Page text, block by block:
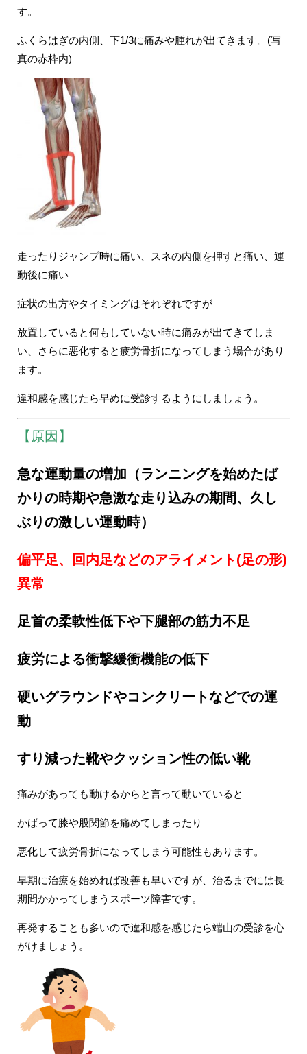
す。
ふくらはぎの内側、下1/3に痛みや腫れが出てきます。(写
真の赤枠内)
走ったりジャンプ時に痛い、スネの内側を押すと痛い、運
動後に痛い
症状の出方やタイミングはそれぞれですが
放置していると何もしていない時に痛みが出てきてしま
い、さらに悪化すると疲労骨折になってしまう場合があり
ます。
違和感を感じたら早めに受診するようにしましょう。
【原因】
急な運動量の増加（ランニングを始めたば
かりの時期や急激な走り込みの期間、久し
ぶりの激しい運動時）
偏平足、回内足などのアライメント(足の形)
異常
足首の柔軟性低下や下腿部の筋力不足
疲労による衝撃緩衝機能の低下
硬いグラウンドやコンクリートなどでの運
動
すり減った靴やクッション性の低い靴
痛みがあっても動けるからと言って動いていると
かばって膝や股関節を痛めてしまったり
悪化して疲労骨折になってしまう可能性もあります。
早期に治療を始めれば改善も早いですが、治るまでには長
期間かかってしまう スポーツ障害です。
再発することも多いので違和感を感じたら端山の受診を心
がけましょう。